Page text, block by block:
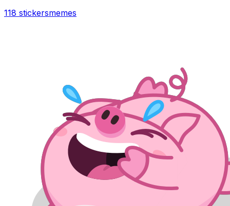
118 stickersmemes